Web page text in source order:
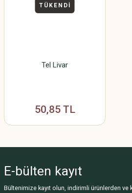
TÜKENDİ
Tel Livar
50,85 TL
E-bülten kayıt
Bültenimize kayıt olun, indirimli ürünlerden ve